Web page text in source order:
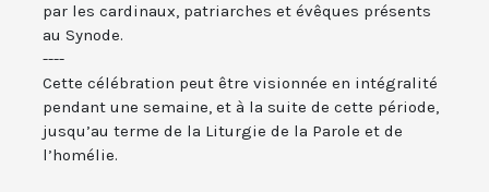
par les cardinaux, patriarches et évêques présents
au Synode.
----
Cette célébration peut être visionnée en intégralité
pendant une semaine, et à la suite de cette période,
jusqu’au terme de la Liturgie de la Parole et de
l’homélie.